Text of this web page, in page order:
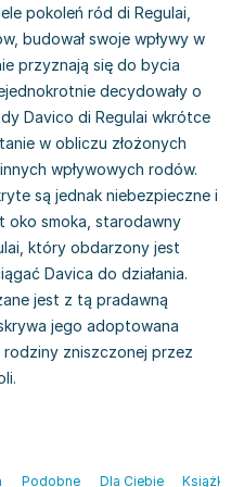
3-5 lat
3-5 lat
3-5 lat
3-5 lat
dla dzieci 3-5 lat
lat - książki
dzieci 3-5 lat
6-8 lat
6-8 lat
dla dzieci 6-8 lat
- poradniki
pokoleń ród di Regulai,
budował swoje wpływy w
przyznają się do bycia
decydowały o
Davico di Regulai wkrótce
w obliczu złożonych
wpływowych rodów.
są jednak niebezpieczne i
oko smoka, starodawny
który obdarzony jest
Davica do działania.
jest z tą pradawną
jego adoptowana
zniszczonej przez
Podobne Dla Ciebie